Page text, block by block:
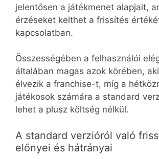
jelentősen a játékmenet alapjait,
érzéseket kelthet a frissítés
kapcsolatban.
Összességében a felhasználói
általában magas azok körében,
élvezik a franchise-t, míg a
játékosok számára a standard
lehet a plusz költség nélkül.
A standard verzióról való
előnyei és hátrányai